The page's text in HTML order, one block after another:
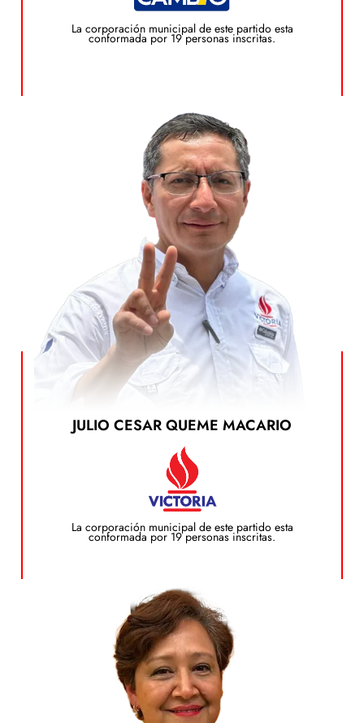
La corporación municipal de este partido esta
conformada por 19 personas inscritas.
Plan de Gobierno
JULIO CESAR QUEME MACARIO
La corporación municipal de este partido esta
conformada por 19 personas inscritas.
Plan de Gobierno
Puedes ver el plan de gobierno de este candidato
dando clic en el siguiente botón:
Ver el Plan de Gobierno